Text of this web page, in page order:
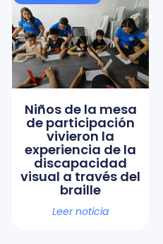
Niños de la mesa
de participación
vivieron la
experiencia de la
discapacidad
visual a través del
braille
Leer noticia